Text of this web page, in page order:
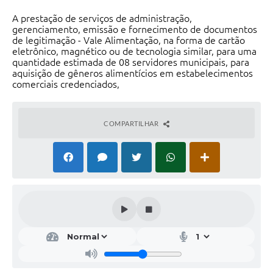
A prestação de serviços de administração,
gerenciamento, emissão e fornecimento de documentos
de legitimação - Vale Alimentação, na forma de cartão
eletrônico, magnético ou de tecnologia similar, para uma
quantidade estimada de 08 servidores municipais, para
aquisição de gêneros alimentícios em estabelecimentos
comerciais credenciados,
COMPARTILHAR